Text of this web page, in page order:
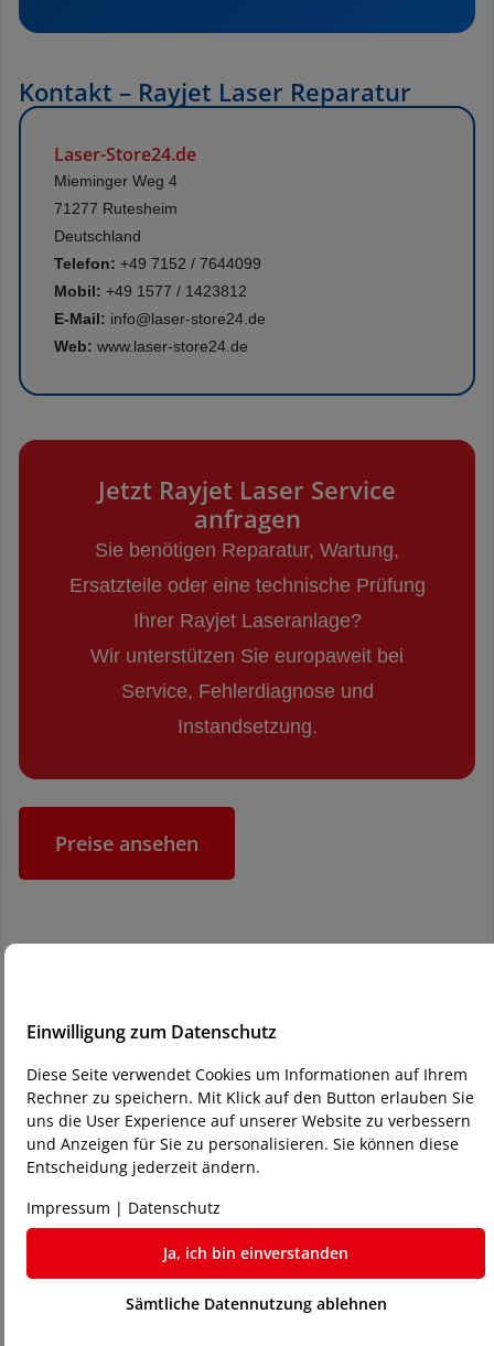
Kontakt – Rayjet Laser Reparatur
Laser-Store24.de
Mieminger Weg 4
71277 Rutesheim
Deutschland
Telefon: +49 7152 / 7644099
Mobil: +49 1577 / 1423812
E-Mail: info@laser-store24.de
Web: www.laser-store24.de
Jetzt Rayjet Laser Service
anfragen
Sie benötigen Reparatur, Wartung,
Ersatzteile oder eine technische Prüfung
Ihrer Rayjet Laseranlage?
Wir unterstützen Sie europaweit bei
Service, Fehlerdiagnose und
Instandsetzung.
Preise ansehen
So erwerben Sie eine
Store24:
Einwilligung zum Datenschutz
Diese Seite verwendet Cookies um Informationen auf Ihrem
Rechner zu speichern. Mit Klick auf den Button erlauben Sie
uns die User Experience auf unserer Website zu verbessern
und Anzeigen für Sie zu personalisieren. Sie können diese
Entscheidung jederzeit ändern.
Impressum | Datenschutz
Ja, ich bin einverstanden
Sämtliche Datennutzung ablehnen